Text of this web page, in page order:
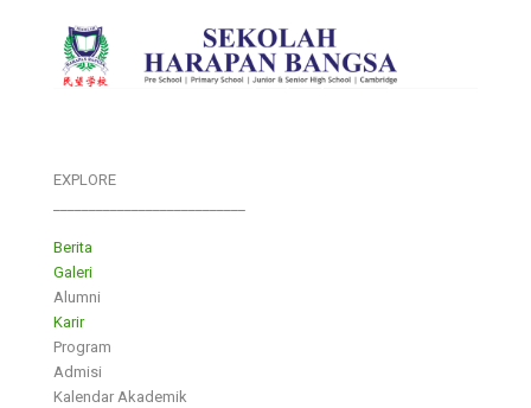
EXPLORE
Berita
Galeri
Alumni
Karir
Program
Admisi
Kalendar Akademik